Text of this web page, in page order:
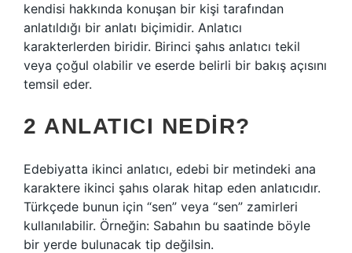
kendisi hakkında konuşan bir kişi tarafından
anlatıldığı bir anlatı biçimidir. Anlatıcı
karakterlerden biridir. Birinci şahıs anlatıcı tekil
veya çoğul olabilir ve eserde belirli bir bakış açısını
temsil eder.
2 ANLATICI NEDIR?
Edebiyatta ikinci anlatıcı, edebi bir metindeki ana
karaktere ikinci şahıs olarak hitap eden anlatıcıdır.
Türkçede bunun için “sen” veya “sen” zamirleri
kullanılabilir. Örneğin: Sabahın bu saatinde böyle
bir yerde bulunacak tip değilsin.